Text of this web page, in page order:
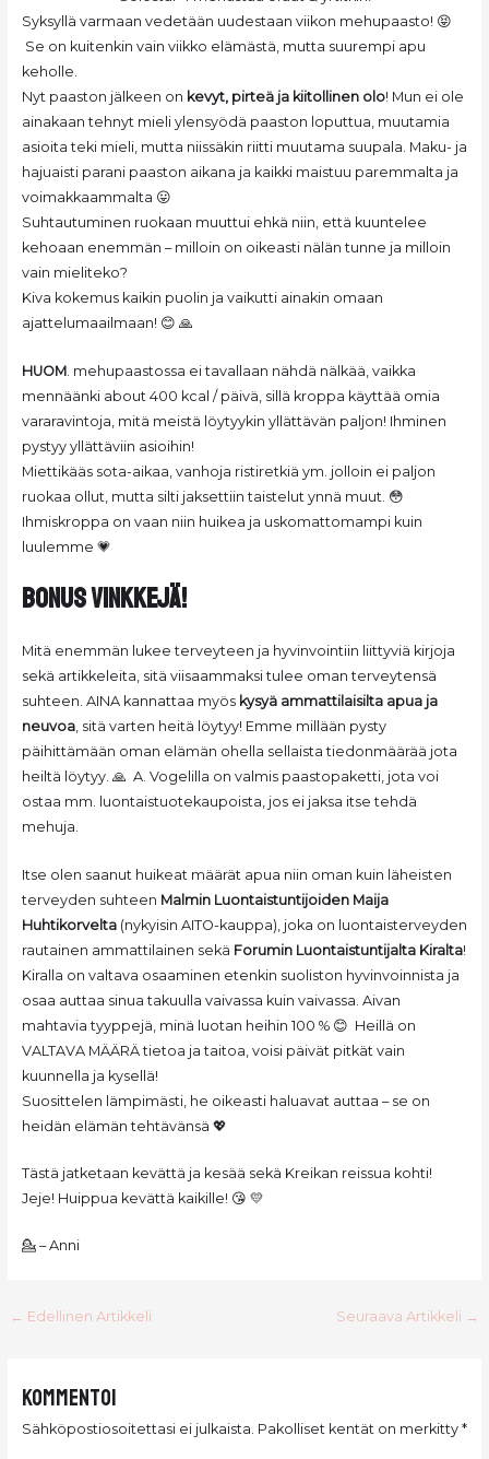
Syksyllä varmaan vedetään uudestaan viikon mehupaasto! 😝
Se on kuitenkin vain viikko elämästä, mutta suurempi apu
keholle.
Nyt paaston jälkeen on kevyt, pirteä ja kiitollinen olo! Mun ei ole
ainakaan tehnyt mieli ylensyödä paaston loputtua, muutamia
asioita teki mieli, mutta niissäkin riitti muutama suupala. Maku- ja
hajuaisti parani paaston aikana ja kaikki maistuu paremmalta ja
voimakkaammalta 😛
Suhtautuminen ruokaan muuttui ehkä niin, että kuuntelee
kehoaan enemmän – milloin on oikeasti nälän tunne ja milloin
vain mieliteko?
Kiva kokemus kaikin puolin ja vaikutti ainakin omaan
ajattelumaailmaan! 😊 🙏
HUOM. mehupaastossa ei tavallaan nähdä nälkää, vaikka
mennäänki about 400 kcal / päivä, sillä kroppa käyttää omia
vararavintoja, mitä meistä löytyykin yllättävän paljon! Ihminen
pystyy yllättäviin asioihin!
Miettikääs sota-aikaa, vanhoja ristiretkiä ym. jolloin ei paljon
ruokaa ollut, mutta silti jaksettiin taistelut ynnä muut. 😳
Ihmiskroppa on vaan niin huikea ja uskomattomampi kuin
luulemme 💗
BONUS VINKKEJÄ!
Mitä enemmän lukee terveyteen ja hyvinvointiin liittyviä kirjoja
sekä artikkeleita, sitä viisaammaksi tulee oman terveytensä
suhteen. AINA kannattaa myös kysyä ammattilaisilta apua ja
neuvoa, sitä varten heitä löytyy! Emme millään pysty
päihittämään oman elämän ohella sellaista tiedonmäärää jota
heiltä löytyy. 🙏 A. Vogelilla on valmis paastopaketti, jota voi
ostaa mm. luontaistuotekaupoista, jos ei jaksa itse tehdä
mehuja.
Itse olen saanut huikeat määrät apua niin oman kuin läheisten
terveyden suhteen Malmin Luontaistuntijoiden Maija
Huhtikorvelta(nykyisin AITO-kauppa), joka on luontaisterveyden
rautainen ammattilainen sekä Forumin Luontaistuntijalta Kiralta!
Kiralla on valtava osaaminen etenkin suoliston hyvinvoinnista ja
osaa auttaa sinua takuulla vaivassa kuin vaivassa. Aivan
mahtavia tyyppejä, minä luotan heihin 100 % 😊 Heillä on
VALTAVA MÄÄRÄ tietoa ja taitoa, voisi päivät pitkät vain
kuunnella ja kysellä!
Suosittelen lämpimästi, he oikeasti haluavat auttaa – se on
heidän elämän tehtävänsä 💖
Tästä jatketaan kevättä ja kesää sekä Kreikan reissua kohti!
Jeje! Huippua kevättä kaikille! 😘 💛
💁 – Anni
Post
← Edellinen Artikkeli Seuraava Artikkeli →
Kommentoi
Sähköpostiosoitettasi ei julkaista. Pakolliset kentät on merkitty *